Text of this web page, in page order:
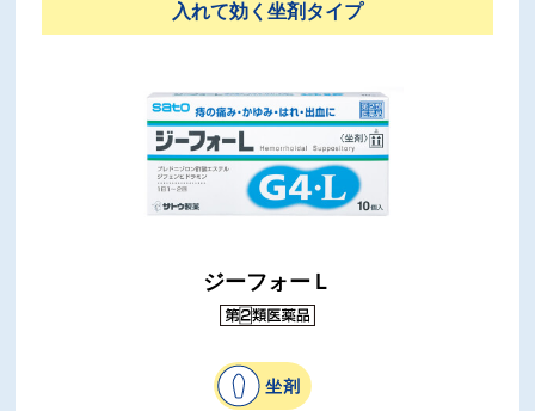
入れて効く坐剤タイプ
ジーフォーＬ